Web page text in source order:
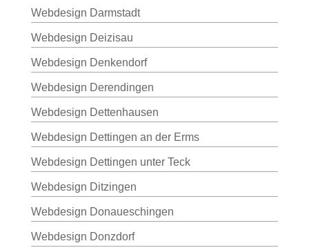
Webdesign Darmstadt
Webdesign Deizisau
Webdesign Denkendorf
Webdesign Derendingen
Webdesign Dettenhausen
Webdesign Dettingen an der Erms
Webdesign Dettingen unter Teck
Webdesign Ditzingen
Webdesign Donaueschingen
Webdesign Donzdorf